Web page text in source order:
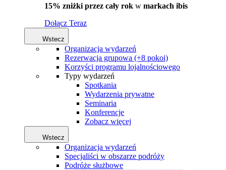
15% zniżki przez cały rok w markach ibis
Dołącz Teraz
Wstecz
Organizacja wydarzeń
Rezerwacja grupowa (+8 pokoi)
Korzyści programu lojalnościowego
Typy wydarzeń
Spotkania
Wydarzenia prywatne
Seminaria
Konferencje
Zobacz więcej
Wstecz
Organizacja wydarzeń
Specjaliści w obszarze podróży
Podróże służbowe